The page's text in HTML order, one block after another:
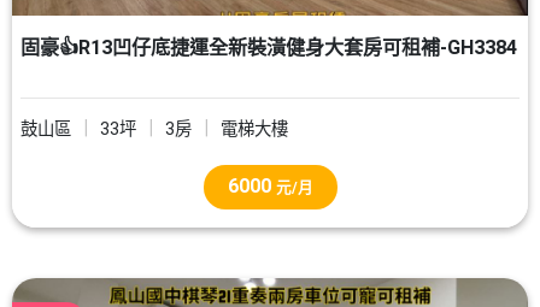
固豪👍R13凹仔底捷運全新裝潢健身大套房可租補-GH3384
鼓山區 33坪 3房 電梯大樓
6000 元/月